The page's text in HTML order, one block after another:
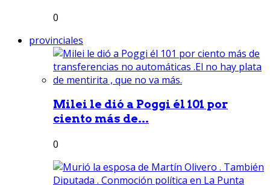
0
provinciales
Milei le dió a Poggi él 101 por
ciento más de...
0